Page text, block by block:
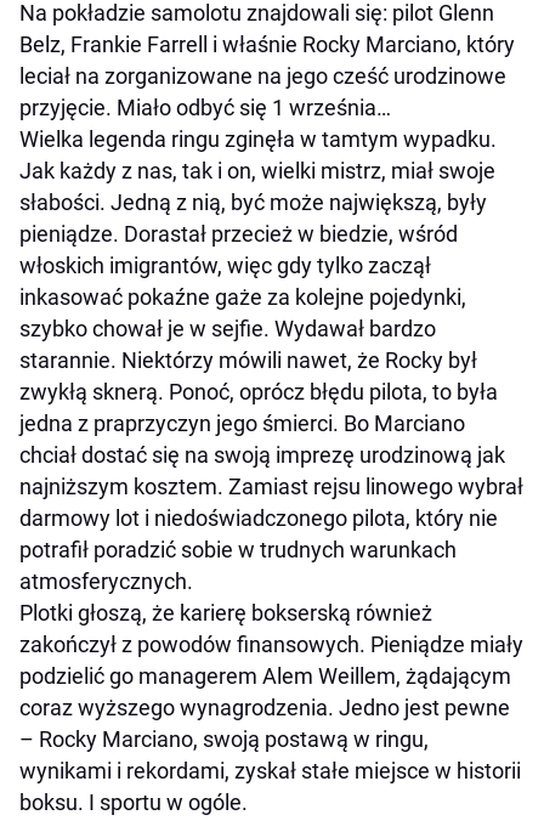
Na pokładzie samolotu znajdowali się: pilot Glenn
Belz, Frankie Farrell i właśnie Rocky Marciano, który
leciał na zorganizowane na jego cześć urodzinowe
przyjęcie. Miało odbyć się 1 września…
Wielka legenda ringu zginęła w tamtym wypadku.
Jak każdy z nas, tak i on, wielki mistrz, miał swoje
słabości. Jedną z nią, być może największą, były
pieniądze. Dorastał przecież w biedzie, wśród
włoskich imigrantów, więc gdy tylko zaczął
inkasować pokaźne gaże za kolejne pojedynki,
szybko chował je w sejfie. Wydawał bardzo
starannie. Niektórzy mówili nawet, że Rocky był
zwykłą sknerą. Ponoć, oprócz błędu pilota, to była
jedna z praprzyczyn jego śmierci. Bo Marciano
chciał dostać się na swoją imprezę urodzinową jak
najniższym kosztem. Zamiast rejsu linowego wybrał
darmowy lot i niedoświadczonego pilota, który nie
potrafił poradzić sobie w trudnych warunkach
atmosferycznych.
Plotki głoszą, że karierę bokserską również
zakończył z powodów finansowych. Pieniądze miały
podzielić go managerem Alem Weillem, żądającym
coraz wyższego wynagrodzenia. Jedno jest pewne
– Rocky Marciano, swoją postawą w ringu,
wynikami i rekordami, zyskał stałe miejsce w historii
boksu. I sportu w ogóle.